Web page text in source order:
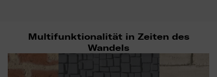
Multifunktionalität in Zeiten des
Wandels